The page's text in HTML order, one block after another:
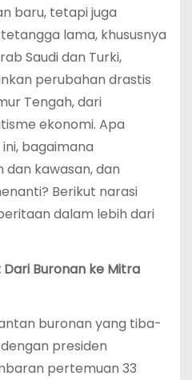
baru, tetapi juga
lama, khususnya
Saudi dan Turki,
perubahan drastis
Tengah, dari
ekonomi. Apa
bagaimana
dan kawasan, dan
Berikut narasi
dalam lebih dari
Buronan ke Mitra
buronan yang tiba-
presiden
pertemuan 33